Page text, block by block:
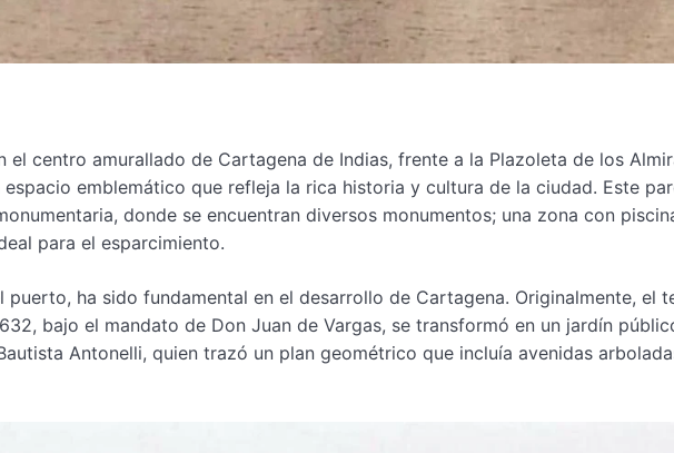
el centro amurallado de Cartagena de Indias, frente a la Plazoleta de los
emblemático que refleja la rica historia y cultura de la ciudad. Este
donde se encuentran diversos monumentos; una zona con
para el esparcimiento.
ha sido fundamental en el desarrollo de Cartagena. Originalmente, el
bajo el mandato de Don Juan de Vargas, se transformó en un jardín
Antonelli, quien trazó un plan geométrico que incluía avenidas